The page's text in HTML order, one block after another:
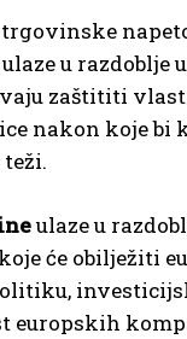
trgovinske
u razdoblje
zaštititi
nakon koje bi
ulaze u
će obilježiti
europskih